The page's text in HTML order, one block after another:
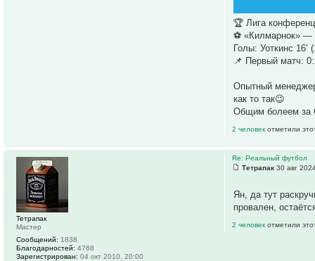
🏆 Лига
⚽️ «Килмарнок» —
Голы: Уоткинс 16’
📌 Первый матч:
Опытный
как то так😉
Общим болеем за
2 человекотметили
Re: Реальный футбол
Тетрапак 30 авг
Ян, да тут
провален,
2 человекотметили
Тетрапак
Мастер
Сообщений: 1838
Благодарностей: 4768
Зарегистрирован: 04 окт 2010, 20:00